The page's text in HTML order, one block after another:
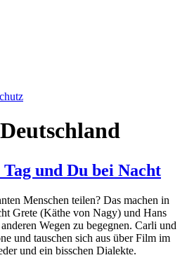
Deutschland
und Du bei Nacht
Menschen teilen? Das machen in
Grete (Käthe von Nagy) und Hans
Wegen zu begegnen. Carli und
und tauschen sich aus über Film im
und ein bisschen Dialekte.